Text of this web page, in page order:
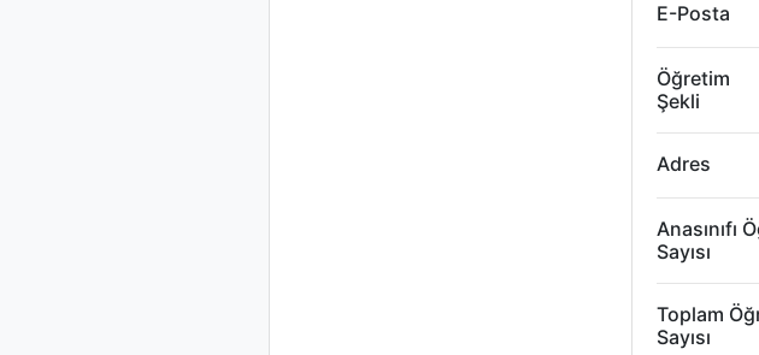
E-Posta
Öğretim
Şekli
Adres
Anasınıfı
Sayısı
Toplam
Sayısı